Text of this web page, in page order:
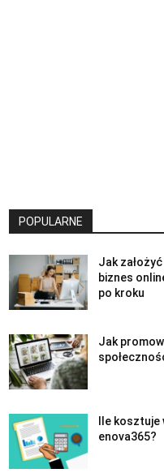
POPULARNE
Jak
biznes
po kroku
Jak
Ile
enova365?